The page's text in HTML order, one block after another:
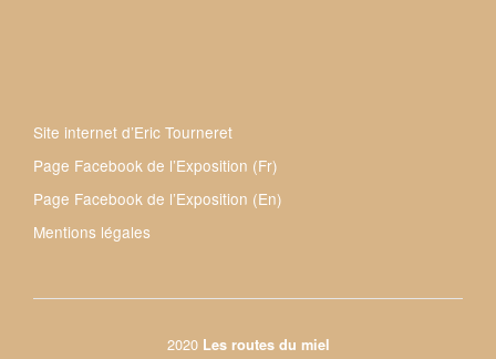
Site internet d’Eric Tourneret
Page Facebook de l’Exposition (Fr)
Page Facebook de l’Exposition (En)
Mentions légales
2020 Les routes du miel